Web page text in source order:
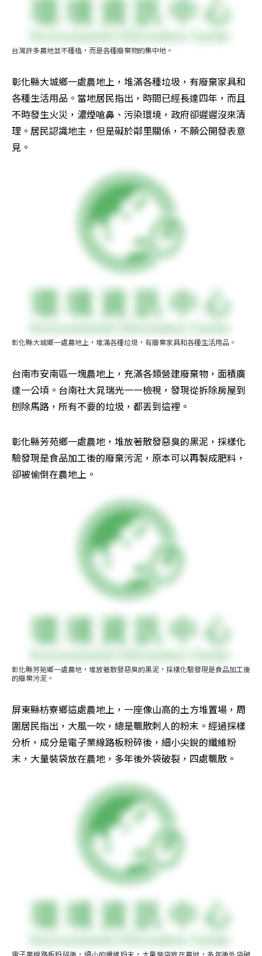
台灣許多農地並不種植，而是各種廢棄物的集中地。
彰化縣大城鄉一處農地上，堆滿各種垃圾，有廢棄家具和
各種生活用品。當地居民指出，時間已經長達四年，而且
不時發生火災，濃煙嗆鼻、污染環境，政府卻遲遲沒來清
理。居民認識地主，但是礙於鄰里關係，不願公開發表意
見。
彰化縣大城鄉一處農地上，堆滿各種垃圾，有廢棄家具和各種生活用品。
台南市安南區一塊農地上，充滿各類營建廢棄物，面積廣
達一公頃。台南社大晁瑞光一一檢視，發現從拆除房屋到
刨除馬路，所有不要的垃圾，都丟到這裡。
彰化縣芳苑鄉一處農地，堆放著散發惡臭的黑泥，採樣化
驗發現是食品加工後的廢棄污泥，原本可以再製成肥料，
卻被偷倒在農地上。
彰化縣芳苑鄉一處農地，堆放著散發惡臭的黑泥，採樣化驗發現是食品加工後
的廢棄污泥。
屏東縣枋寮鄉這處農地上，一座像山高的土方堆置場，周
圍居民指出，大風一吹，總是飄散刺人的粉末。經過採樣
分析，成分是電子業線路板粉碎後，細小尖銳的纖維粉
末，大量裝袋放在農地，多年後外袋破裂，四處飄散。
電子業線路板粉碎後，細小的纖維粉末，大量裝袋放在農地，多年後外袋破